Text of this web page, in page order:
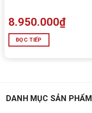
8.950.000₫
ĐỌC TIẾP
DANH MỤC SẢN PHẨM